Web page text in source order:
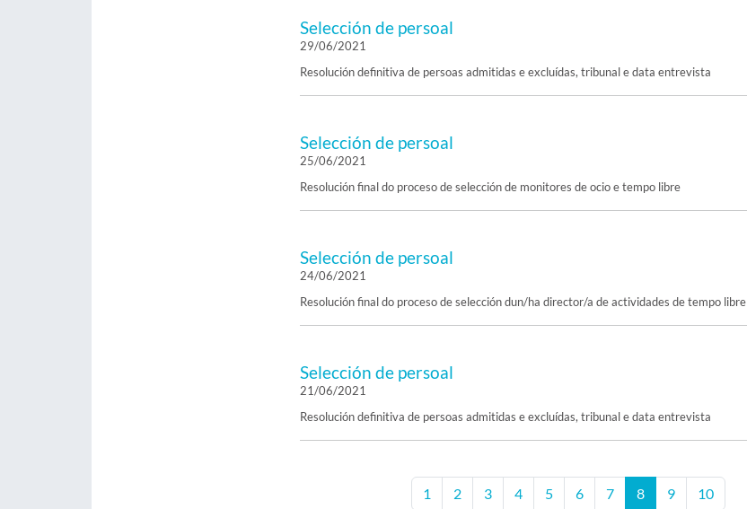
Selección de persoal
29/06/2021
Resolución definitiva de persoas admitidas e excluídas, tribunal e data entrevista
Selección de persoal
25/06/2021
Resolución final do proceso de selección de monitores de ocio e tempo libre
Selección de persoal
24/06/2021
Resolución final do proceso de selección dun/ha director/a de actividades de tempo libre
Selección de persoal
21/06/2021
Resolución definitiva de persoas admitidas e excluídas, tribunal e data entrevista
1 2 3 4 5 6 7 8 9 10